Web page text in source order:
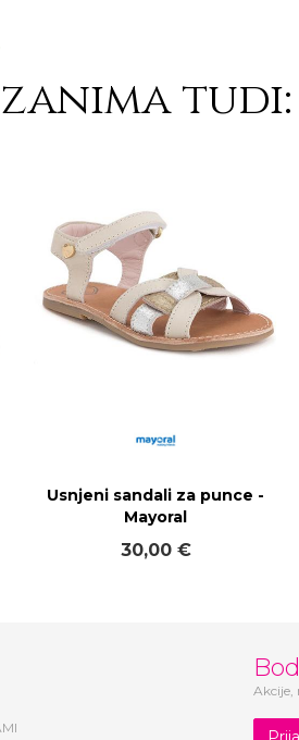
tudi:
Usnjeni sandali za punce -
Mayoral
30,00 €
Akcije,